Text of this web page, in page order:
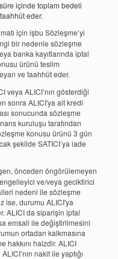
içinde toplam bedeli
eder.
için işbu Sözleşme’yi
bir nedenle sözleşme
banka kayıtlarında iptal
ürünü teslim
ve taahhüt eder.
veya ALICI’nın gösterdiği
sonra ALICI'ya ait kredi
sonucunda sözleşme
kuruluşu tarafından
konusu ürünü 3 gün
şekilde SATICI’ya iade
önceden öngörülemeyen
ve/veya geciktirici
nedeni ile sözleşme
ise, durumu ALICI'ya
ALICI da siparişin iptal
emsali ile değiştirilmesini
ortadan kalkmasına
hakkını haizdir. ALICI
nakit ile yaptığı